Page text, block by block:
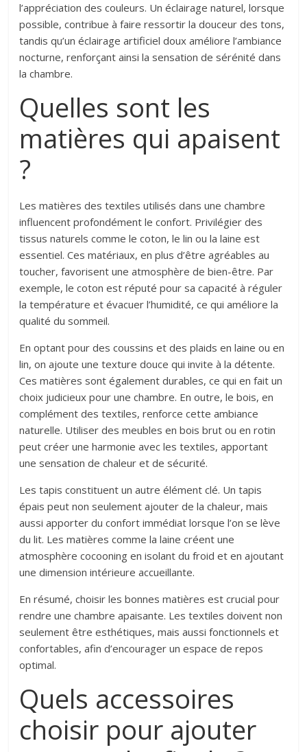
l’appréciation des couleurs. Un éclairage naturel, lorsque
possible, contribue à faire ressortir la douceur des tons,
tandis qu’un éclairage artificiel doux améliore l’ambiance
nocturne, renforçant ainsi la sensation de sérénité dans
la chambre.
Quelles sont les
matières qui apaisent
?
Les matières des textiles utilisés dans une chambre
influencent profondément le confort. Privilégier des
tissus naturels comme le coton, le lin ou la laine est
essentiel. Ces matériaux, en plus d’être agréables au
toucher, favorisent une atmosphère de bien-être. Par
exemple, le coton est réputé pour sa capacité à réguler
la température et évacuer l’humidité, ce qui améliore la
qualité du sommeil.
En optant pour des coussins et des plaids en laine ou en
lin, on ajoute une texture douce qui invite à la détente.
Ces matières sont également durables, ce qui en fait un
choix judicieux pour une chambre. En outre, le bois, en
complément des textiles, renforce cette ambiance
naturelle. Utiliser des meubles en bois brut ou en rotin
peut créer une harmonie avec les textiles, apportant
une sensation de chaleur et de sécurité.
Les tapis constituent un autre élément clé. Un tapis
épais peut non seulement ajouter de la chaleur, mais
aussi apporter du confort immédiat lorsque l’on se lève
du lit. Les matières comme la laine créent une
atmosphère cocooning en isolant du froid et en ajoutant
une dimension intérieure accueillante.
En résumé, choisir les bonnes matières est crucial pour
rendre une chambre apaisante. Les textiles doivent non
seulement être esthétiques, mais aussi fonctionnels et
confortables, afin d’encourager un espace de repos
optimal.
Quels accessoires
choisir pour ajouter